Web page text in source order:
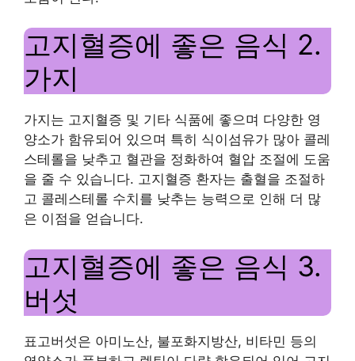
고지혈증에 좋은 음식 2.
가지
가지는 고지혈증 및 기타 식품에 좋으며 다양한 영
양소가 함유되어 있으며 특히 식이섬유가 많아 콜레
스테롤을 낮추고 혈관을 정화하여 혈압 조절에 도움
을 줄 수 있습니다. 고지혈증 환자는 출혈을 조절하
고 콜레스테롤 수치를 낮추는 능력으로 인해 더 많
은 이점을 얻습니다.
고지혈증에 좋은 음식 3.
버섯
표고버섯은 아미노산, 불포화지방산, 비타민 등의